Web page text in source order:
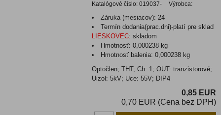
Katalógové číslo: 019037- Výrobca:
Záruka (mesiacov): 24
Termín dodania(prac.dni)-platí pre sklad
LIESKOVEC: skladom
Hmotnosť:0,000238 kg
Hmotnosť balenia:0,000238 kg
Optočlen; THT; Ch: 1; OUT: tranzistorové;
Uizol: 5kV; Uce: 55V; DIP4
0,85 EUR
0,70 EUR (Cena bez DPH)